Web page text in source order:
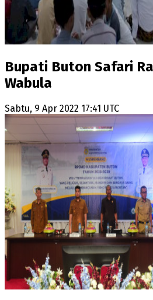
Bupati Buton Safari
Wabula
Sabtu, 9 Apr 2022 17:41 UTC